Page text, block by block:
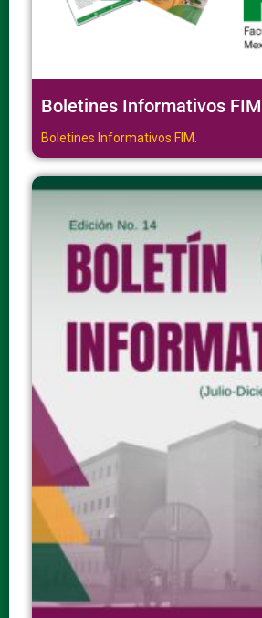
Boletines Informativos FIM
Boletines Informativos FIM.